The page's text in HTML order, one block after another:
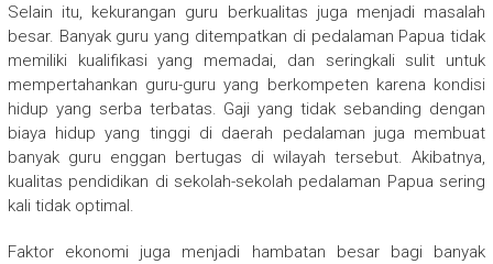
Selain itu, kekurangan guru berkualitas juga menjadi masalah
besar. Banyak guru yang ditempatkan di pedalaman Papua tidak
memiliki kualifikasi yang memadai, dan seringkali sulit untuk
mempertahankan guru-guru yang berkompeten karena kondisi
hidup yang serba terbatas. Gaji yang tidak sebanding dengan
biaya hidup yang tinggi di daerah pedalaman juga membuat
banyak guru enggan bertugas di wilayah tersebut. Akibatnya,
kualitas pendidikan di sekolah-sekolah pedalaman Papua sering
kali tidak optimal.
Faktor ekonomi juga menjadi hambatan besar bagi banyak